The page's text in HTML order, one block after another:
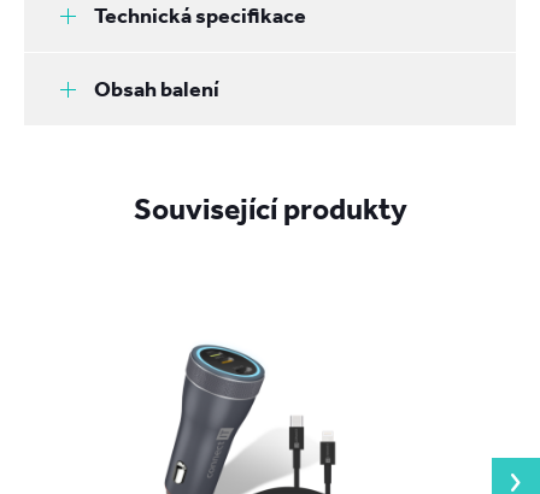
Technická specifikace
Obsah balení
Související produkty